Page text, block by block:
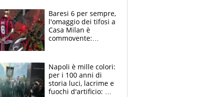
circondati
dall'affetto dei tifosi
Baresi 6 per sempre,
l'omaggio dei tifosi a
Casa Milan è
commovente:
bigliettini
Napoli è mille colori:
per i 100 anni di
storia luci, lacrime e
fuochi d'artificio: De